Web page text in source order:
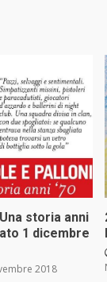
storia anni
1 dicembre
2018